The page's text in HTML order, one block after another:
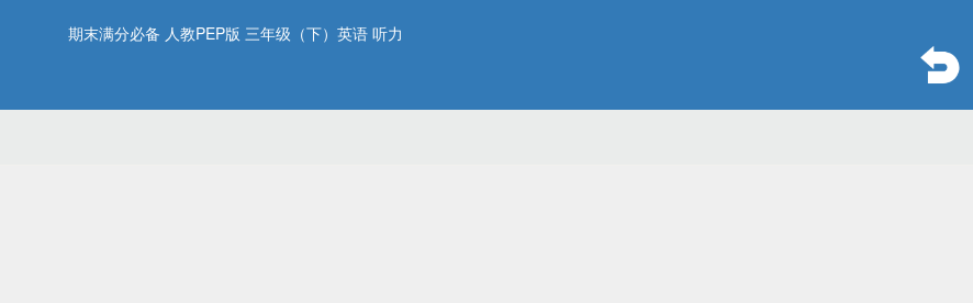
期末满分必备 人教PEP版 三年级（下）英语 听力